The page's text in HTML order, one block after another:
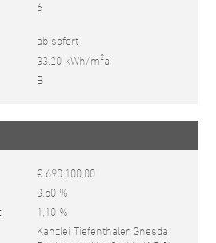
6
ab sofort
33.20 kWh/m2a
B
€ 690.100,00
3,50 %
1,10 %
Kanzlei Tiefenthaler Gnesda